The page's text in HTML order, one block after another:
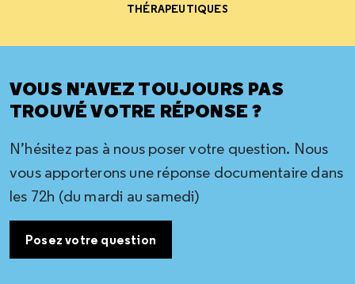
THÉRAPEUTIQUES
VOUS N'AVEZ TOUJOURS PAS
TROUVÉ VOTRE RÉPONSE ?
N’hésitez pas à nous poser votre question. Nous
vous apporterons une réponse documentaire dans
les 72h (du mardi au samedi)
Posez votre question